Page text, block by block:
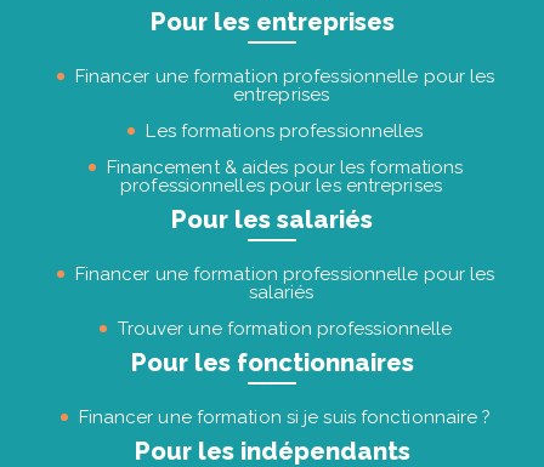
Pour les entreprises
Financer une formation professionnelle pour les
entreprises
Les formations professionnelles
Financement & aides pour les formations
professionnelles pour les entreprises
Pour les salariés
Financer une formation professionnelle pour les
salariés
Trouver une formation professionnelle
Pour les fonctionnaires
Financer une formation si je suis fonctionnaire ?
Pour les indépendants